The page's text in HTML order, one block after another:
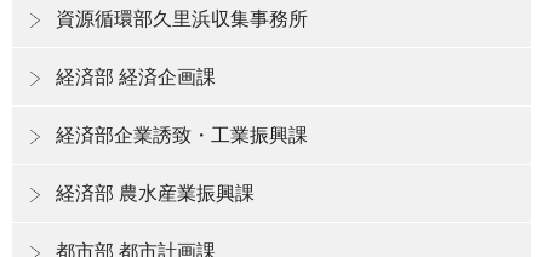
資源循環部久里浜収集事務所
経済部 経済企画課
経済部企業誘致・工業振興課
経済部 農水産業振興課
都市部 都市計画課